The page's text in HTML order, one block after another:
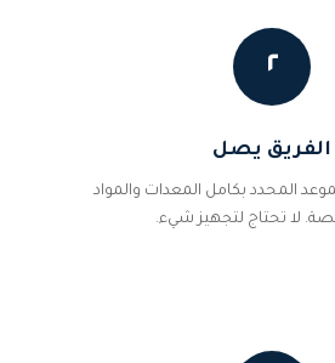
٢
الفريق يصل
المحدد بكامل المعدات والمواد
لا تحتاج لتجهيز شيء.